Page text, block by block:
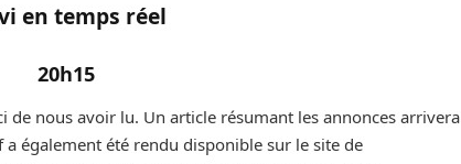
en temps réel
20h15
de nous avoir lu. Un article résumant les annonces arrivera
également été rendu disponible sur le site de